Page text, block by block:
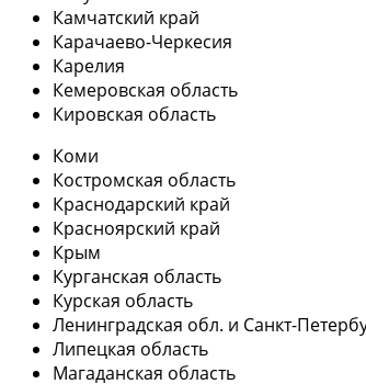
Камчатский край
Карачаево-Черкесия
Карелия
Кемеровская область
Кировская область
Коми
Костромская область
Краснодарский край
Красноярский край
Крым
Курганская область
Курская область
Ленинградская обл. и Санкт-
Липецкая область
Магаданская область